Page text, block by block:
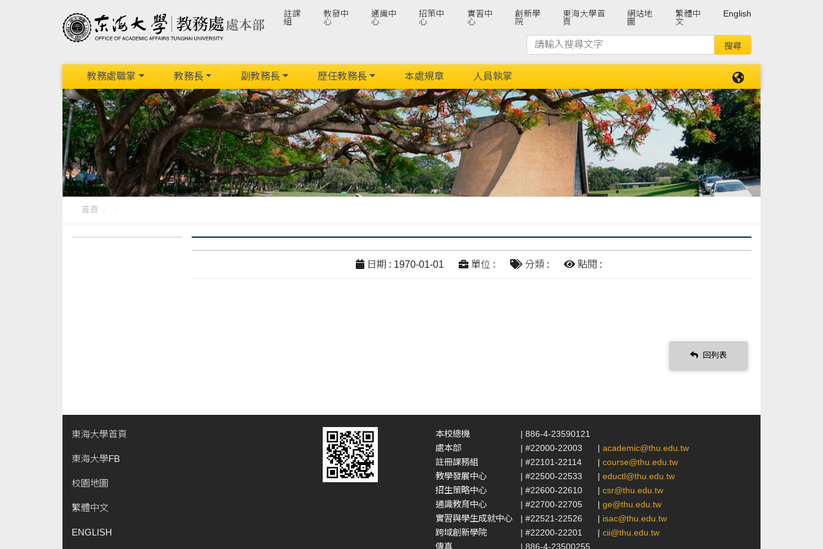
註課
組
教發中
心
通識中
心
招策中
心
實習中
心
創新學
院
東海大學首
頁
網站地
圖
繁體中
文
English
教務處職掌 教務長 副教務長 歷任教務長 本處規章 人員執掌
首頁
日期 : 1970-01-01 單位 : 分類 : 點閱 :
回列表
東海大學首頁
東海大學FB
校園地圖
繁體中文
ENGLISH
本校總機
| 886-4-23590121
處本部
| #22000-22003 | academic@thu.edu.tw
註冊課務組
| #22101-22114 | course@thu.edu.tw
教學發展中心
| #22500-22533 | eductl@thu.edu.tw
招生策略中心
| #22600-22610 | csr@thu.edu.tw
通識教育中心
| #22700-22705 | ge@thu.edu.tw
實習與學生成就中心
| #22521-22526 | isac@thu.edu.tw
跨域創新學院
| #22200-22201 | cii@thu.edu.tw
傳真
| 886-4-23500255